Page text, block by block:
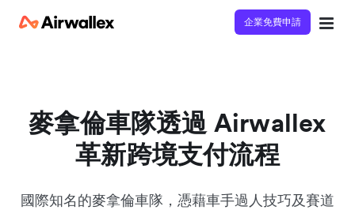
企業免費申請
麥拿倫車隊透過 Airwallex
革新跨境支付流程
國際知名的麥拿倫車隊，憑藉車手過人技巧及賽道